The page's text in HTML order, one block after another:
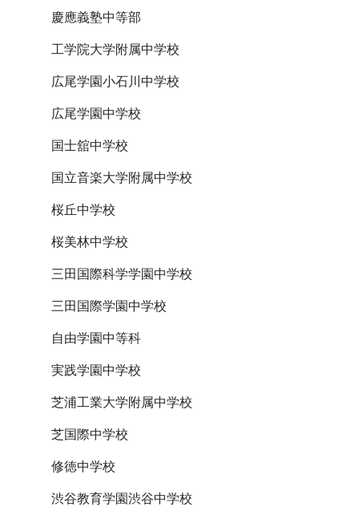
慶應義塾中等部
工学院大学附属中学校
広尾学園小石川中学校
広尾学園中学校
国士舘中学校
国立音楽大学附属中学校
桜丘中学校
桜美林中学校
三田国際科学学園中学校
三田国際学園中学校
自由学園中等科
実践学園中学校
芝浦工業大学附属中学校
芝国際中学校
修徳中学校
渋谷教育学園渋谷中学校